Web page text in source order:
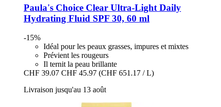
Paula's Choice Clear Ultra-​Light Daily
Hydrating Fluid SPF 30, 60 ml
-15%
Idéal pour les peaux grasses, impures et mixtes
Prévient les rougeurs
Il ternit la peau brillante
CHF 39.07 CHF 45.97 (CHF 651.17 / L)
Livraison jusqu'au 13 août